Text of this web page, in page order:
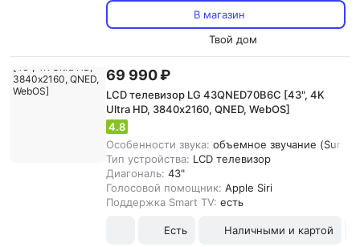
В магазин
Твой дом
69 990 ₽
LCD телевизор LG 43QNED70B6C [43", 4K
Ultra HD, 3840х2160, QNED, WebOS]
4.8
Особенности звука: объемное звучание
Тип устройства: LCD телевизор
Диагональ: 43"
Голосовой помощник: Apple Siri
Поддержка Smart TV: есть
Есть Наличными и картой